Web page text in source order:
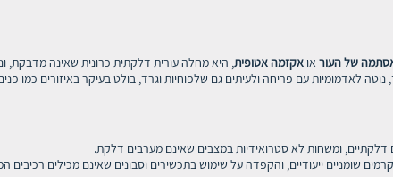
של העור או אקזמה אטופית, היא מחלה עורית דלקתית כרונית שאינה מדבקת,
לאדמומיות עם פריחה ולעיתים גם שלפוחיות וגרד, בולט בעיקר באיזורים כמו
ומשחות לא סטרואידיות במצבים שאינם מערבים דלקת.
שומניים ייעודיים, והקפדה על שימוש בתכשירים וסבונים שאינם מכילים רכיבים